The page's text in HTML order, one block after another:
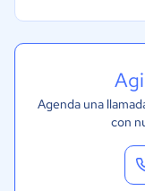
Agenda una
con